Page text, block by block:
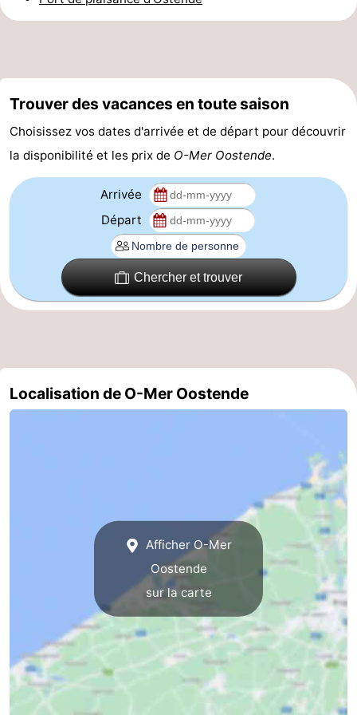
Forum
-
Stationnement
-
du
Médicales
Région
Occidentale
-
Bruges
-
Coq
Bredene
-
Middelkerke
-
Trouver des vacances en toute saison
Choisissez vos dates d'arrivée et de départ pour découvrir
la disponibilité et les prix de O-Mer Oostende.
Arrivée
Départ
Chercher et trouver
Localisation de O-Mer Oostende
Afficher O-Mer
Oostende
sur la carte